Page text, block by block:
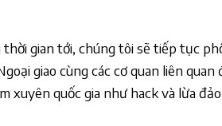
gian tới, chúng tôi sẽ tiếp tục
giao cùng các cơ quan liên
xuyên quốc gia như hack và lừa